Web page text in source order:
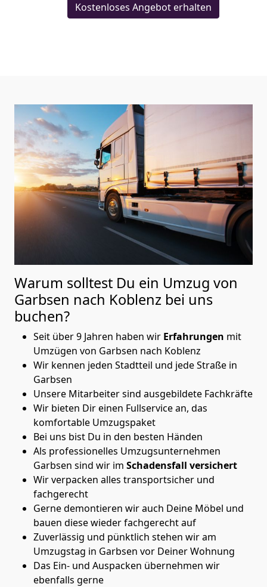
Kostenloses Angebot erhalten
Warum solltest Du ein Umzug von
Garbsen nach Koblenz bei uns
buchen?
Seit über 9 Jahren haben wir Erfahrungen mit
Umzügen von Garbsen nach Koblenz
Wir kennen jeden Stadtteil und jede Straße in
Garbsen
Unsere Mitarbeiter sind ausgebildete Fachkräfte
Wir bieten Dir einen Fullservice an, das
komfortable Umzugspaket
Bei uns bist Du in den besten Händen
Als professionelles Umzugsunternehmen
Garbsen sind wir im Schadensfall versichert
Wir verpacken alles transportsicher und
fachgerecht
Gerne demontieren wir auch Deine Möbel und
bauen diese wieder fachgerecht auf
Zuverlässig und pünktlich stehen wir am
Umzugstag in Garbsen vor Deiner Wohnung
Das Ein- und Auspacken übernehmen wir
ebenfalls gerne